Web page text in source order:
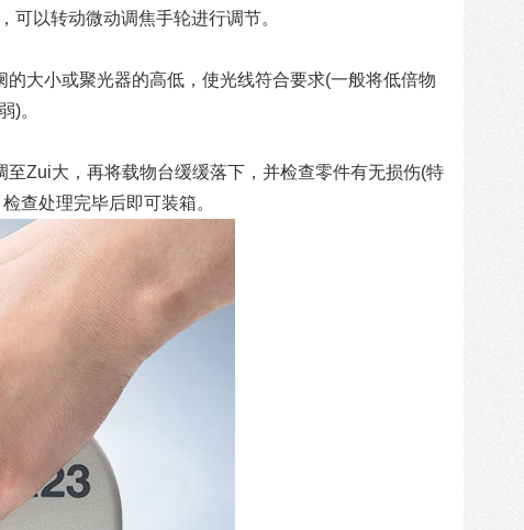
可以转动微动调焦手轮进行调节。
大小或聚光器的高低，使光线符合要求(一般将低倍物
)。
Zui大，再将载物台缓缓落下，并检查零件有无损伤(特
查处理完毕后即可装箱。